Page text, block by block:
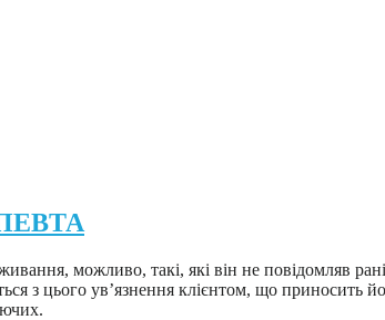
можливо, такі, які він не повідомляв
з цього ув’язнення клієнтом, що приносить